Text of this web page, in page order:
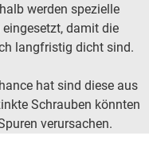
werden spezielle
damit die
langfristig dicht sind.
hat sind diese aus
Schrauben könnten
verursachen.